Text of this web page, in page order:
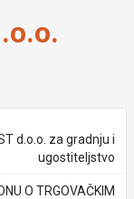
d.o.o. za gradnju i
ugostiteljstvo
O TRGOVAČKIM